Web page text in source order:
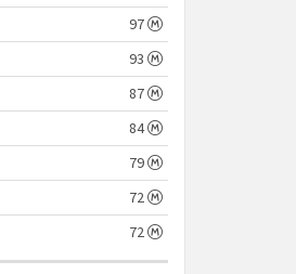
97
93
87
84
79
72
72